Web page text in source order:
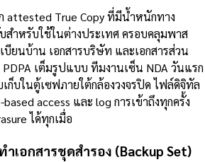
attested True Copy ที่มีน้ำหนักทาง
ำหรับใช้ในต่างประเทศ ครอบคลุมพาส
ยนบ้าน เอกสารบริษัท และเอกสารส่วน
เต็มรูปแบบ ทีมงานเซ็น NDA วันแรก
ก็บในตู้เซฟภายใต้กล้องวงจรปิด ไฟล์ดิจิทัล
access และ log การเข้าถึงทุกครั้ง
ได้ทุกเมื่อ
เอกสารชุดสำรอง (Backup Set)